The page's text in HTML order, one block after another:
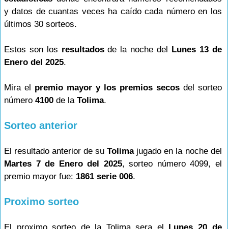
y datos de cuantas veces ha caído cada número en los
últimos 30 sorteos.
Estos son los resultadosde la noche del Lunes 13 de
Enero del 2025.
Mira el premio mayor y los premios secosdel sorteo
número 4100 de la Tolima.
Sorteo anterior
El resultado anterior de suTolimajugado en la noche del
Martes 7 de Enero del 2025, sorteo número 4099, el
premio mayor fue: 1861 serie 006.
Proximo sorteo